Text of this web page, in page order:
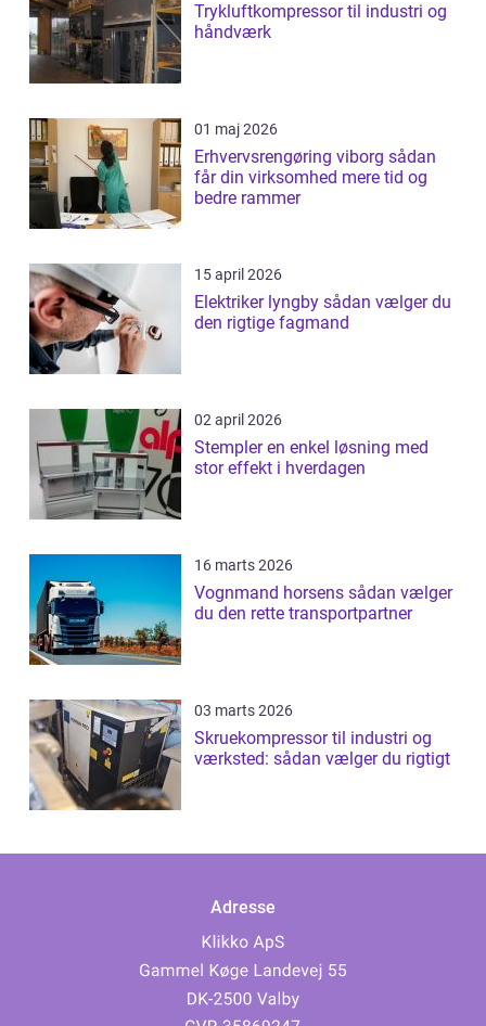
Trykluftkompressor til industri og
håndværk
01 maj 2026
Erhvervsrengøring viborg sådan
får din virksomhed mere tid og
bedre rammer
15 april 2026
Elektriker lyngby sådan vælger du
den rigtige fagmand
02 april 2026
Stempler en enkel løsning med
stor effekt i hverdagen
16 marts 2026
Vognmand horsens sådan vælger
du den rette transportpartner
03 marts 2026
Skruekompressor til industri og
værksted: sådan vælger du rigtigt
Adresse